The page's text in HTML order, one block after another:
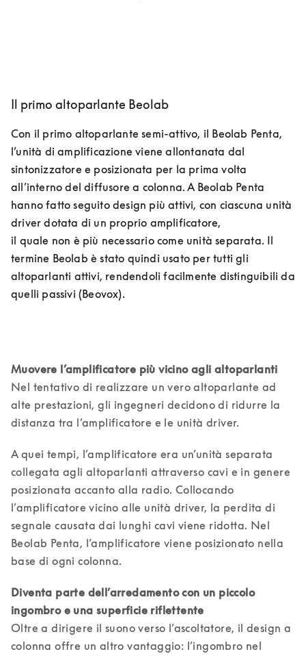
Il primo altoparlante Beolab
Con il primo altoparlante semi-attivo, il Beolab Penta,
l’unità di amplificazione viene allontanata dal
sintonizzatore e posizionata per la prima volta
all’interno del diffusore a colonna. A Beolab Penta
hanno fatto seguito design più attivi, con ciascuna unità
driver dotata di un proprio amplificatore,
il quale non è più necessario come unità separata. Il
termine Beolab è stato quindi usato per tutti gli
altoparlanti attivi, rendendoli facilmente distinguibili da
quelli passivi (Beovox).
Muovere l’amplificatore più vicino agli altoparlanti
Nel tentativo di realizzare un vero altoparlante ad
alte prestazioni, gli ingegneri decidono di ridurre la
distanza tra l’amplificatore e le unità driver.
A quei tempi, l’amplificatore era un’unità separata
collegata agli altoparlanti attraverso cavi e in genere
posizionata accanto alla radio. Collocando
l’amplificatore vicino alle unità driver, la perdita di
segnale causata dai lunghi cavi viene ridotta. Nel
Beolab Penta, l’amplificatore viene posizionato nella
base di ogni colonna.
Diventa parte dell’arredamento con un piccolo
Oltre a dirigere il suono verso l’ascoltatore, il design a
colonna offre un altro vantaggio: l’ingombro nel